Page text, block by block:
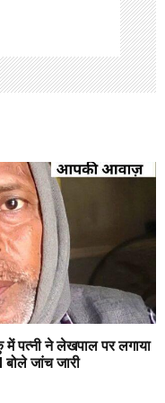
में पत्नी ने लेखपाल पर लगाया
जांच जारी